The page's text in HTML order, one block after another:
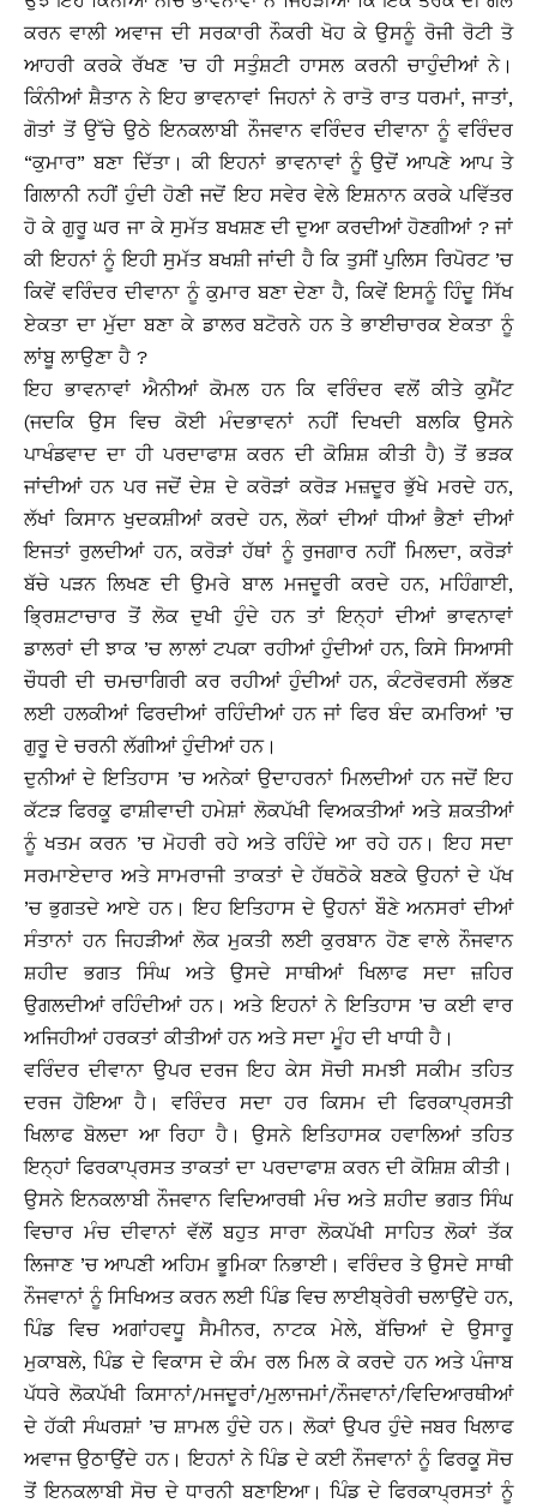
ਕਰਨ ਵਾਲੀ ਅਵਾਜ ਦੀ ਸਰਕਾਰੀ ਨੌਕਰੀ ਖੋਹ ਕੇ ਉਸਨੂੰ ਰੋਜੀ ਰੋਟੀ ਤੋ
ਆਹਰੀ ਕਰਕੇ ਰੱਖਣ ’ਚ ਹੀ ਸਤੁੰਸ਼ਟੀ ਹਾਸਲ ਕਰਨੀ ਚਾਹੁੰਦੀਆਂ ਨੇ।
ਕਿੰਨੀਆਂ ਸ਼ੈਤਾਨ ਨੇ ਇਹ ਭਾਵਨਾਵਾਂ ਜਿਹਨਾਂ ਨੇ ਰਾਤੋ ਰਾਤ ਧਰਮਾਂ, ਜਾਤਾਂ,
ਗੋਤਾਂ ਤੋਂ ਉੱਚੇ ਉਠੇ ਇਨਕਲਾਬੀ ਨੌਜਵਾਨ ਵਰਿੰਦਰ ਦੀਵਾਨਾ ਨੂੰ ਵਰਿੰਦਰ
“ਕੁਮਾਰ” ਬਣਾ ਦਿੱਤਾ। ਕੀ ਇਹਨਾਂ ਭਾਵਨਾਵਾਂ ਨੂੰ ਉਦੋਂ ਆਪਣੇ ਆਪ ਤੇ
ਗਿਲਾਨੀ ਨਹੀਂ ਹੁੰਦੀ ਹੋਣੀ ਜਦੋਂ ਇਹ ਸਵੇਰ ਵੇਲੇ ਇਸ਼ਨਾਨ ਕਰਕੇ ਪਵਿੱਤਰ
ਹੋ ਕੇ ਗੁਰੂ ਘਰ ਜਾ ਕੇ ਸੁਮੱਤ ਬਖਸ਼ਣ ਦੀ ਦੁਆ ਕਰਦੀਆਂ ਹੋਣਗੀਆਂ ? ਜਾਂ
ਕੀ ਇਹਨਾਂ ਨੂੰ ਇਹੀ ਸੁਮੱਤ ਬਖਸ਼ੀ ਜਾਂਦੀ ਹੈ ਕਿ ਤੁਸੀਂ ਪੁਲਿਸ ਰਿਪੋਰਟ ’ਚ
ਕਿਵੇਂ ਵਰਿੰਦਰ ਦੀਵਾਨਾ ਨੂੰ ਕੁਮਾਰ ਬਣਾ ਦੇਣਾ ਹੈ, ਕਿਵੇਂ ਇਸਨੂੰ ਹਿੰਦੂ ਸਿੱਖ
ਏਕਤਾ ਦਾ ਮੁੱਦਾ ਬਣਾ ਕੇ ਡਾਲਰ ਬਟੋਰਨੇ ਹਨ ਤੇ ਭਾਈਚਾਰਕ ਏਕਤਾ ਨੂੰ
ਲਾਂਬੂ ਲਾਉਣਾ ਹੈ ?
ਇਹ ਭਾਵਨਾਵਾਂ ਐਨੀਆਂ ਕੋਮਲ ਹਨ ਕਿ ਵਰਿੰਦਰ ਵਲੋਂ ਕੀਤੇ ਕੁਮੈਂਟ
(ਜਦਕਿ ਉਸ ਵਿਚ ਕੋਈ ਮੰਦਭਾਵਨਾਂ ਨਹੀਂ ਦਿਖਦੀ ਬਲਕਿ ਉਸਨੇ
ਪਾਖੰਡਵਾਦ ਦਾ ਹੀ ਪਰਦਾਫਾਸ਼ ਕਰਨ ਦੀ ਕੋਸ਼ਿਸ਼ ਕੀਤੀ ਹੈ) ਤੋਂ ਭੜਕ
ਜਾਂਦੀਆਂ ਹਨ ਪਰ ਜਦੋਂ ਦੇਸ਼ ਦੇ ਕਰੋੜਾਂ ਕਰੋੜ ਮਜ਼ਦੂਰ ਭੁੱਖੇ ਮਰਦੇ ਹਨ,
ਲੱਖਾਂ ਕਿਸਾਨ ਖੁਦਕਸ਼ੀਆਂ ਕਰਦੇ ਹਨ, ਲੋਕਾਂ ਦੀਆਂ ਧੀਆਂ ਭੈਣਾਂ ਦੀਆਂ
ਇਜਤਾਂ ਰੁਲਦੀਆਂ ਹਨ, ਕਰੋੜਾਂ ਹੱਥਾਂ ਨੂੰ ਰੁਜਗਾਰ ਨਹੀਂ ਮਿਲਦਾ, ਕਰੋੜਾਂ
ਬੱਚੇ ਪੜਨ ਲਿਖਣ ਦੀ ਉਮਰੇ ਬਾਲ ਮਜਦੂਰੀ ਕਰਦੇ ਹਨ, ਮਹਿੰਗਾਈ,
ਭ੍ਰਿਸ਼ਟਾਚਾਰ ਤੋਂ ਲੋਕ ਦੁਖੀ ਹੁੰਦੇ ਹਨ ਤਾਂ ਇਨ੍ਹਾਂ ਦੀਆਂ ਭਾਵਨਾਵਾਂ
ਡਾਲਰਾਂ ਦੀ ਝਾਕ ’ਚ ਲਾਲਾਂ ਟਪਕਾ ਰਹੀਆਂ ਹੁੰਦੀਆਂ ਹਨ, ਕਿਸੇ ਸਿਆਸੀ
ਚੌਧਰੀ ਦੀ ਚਮਚਾਗਿਰੀ ਕਰ ਰਹੀਆਂ ਹੁੰਦੀਆਂ ਹਨ, ਕੰਟਰੋਵਰਸੀ ਲੱਭਣ
ਲਈ ਹਲਕੀਆਂ ਫਿਰਦੀਆਂ ਰਹਿੰਦੀਆਂ ਹਨ ਜਾਂ ਫਿਰ ਬੰਦ ਕਮਰਿਆਂ ’ਚ
ਗੁਰੂ ਦੇ ਚਰਨੀ ਲੱਗੀਆਂ ਹੁੰਦੀਆਂ ਹਨ।
ਦੁਨੀਆਂ ਦੇ ਇਤਿਹਾਸ ’ਚ ਅਨੇਕਾਂ ਉਦਾਹਰਨਾਂ ਮਿਲਦੀਆਂ ਹਨ ਜਦੋਂ ਇਹ
ਕੱਟੜ ਫਿਰਕੂ ਫਾਸ਼ੀਵਾਦੀ ਹਮੇਸ਼ਾਂ ਲੋਕਪੱਖੀ ਵਿਅਕਤੀਆਂ ਅਤੇ ਸ਼ਕਤੀਆਂ
ਨੂੰ ਖਤਮ ਕਰਨ ’ਚ ਮੋਹਰੀ ਰਹੇ ਅਤੇ ਰਹਿੰਦੇ ਆ ਰਹੇ ਹਨ। ਇਹ ਸਦਾ
ਸਰਮਾਏਦਾਰ ਅਤੇ ਸਾਮਰਾਜੀ ਤਾਕਤਾਂ ਦੇ ਹੱਥਠੋਕੇ ਬਣਕੇ ਉਹਨਾਂ ਦੇ ਪੱਖ
’ਚ ਭੁਗਤਦੇ ਆਏ ਹਨ। ਇਹ ਇਤਿਹਾਸ ਦੇ ਉਹਨਾਂ ਬੌਣੇ ਅਨਸਰਾਂ ਦੀਆਂ
ਸੰਤਾਨਾਂ ਹਨ ਜਿਹੜੀਆਂ ਲੋਕ ਮੁਕਤੀ ਲਈ ਕੁਰਬਾਨ ਹੋਣ ਵਾਲੇ ਨੌਜਵਾਨ
ਸ਼ਹੀਦ ਭਗਤ ਸਿੰਘ ਅਤੇ ਉਸਦੇ ਸਾਥੀਆਂ ਖਿਲਾਫ ਸਦਾ ਜ਼ਹਿਰ
ਉਗਲਦੀਆਂ ਰਹਿੰਦੀਆਂ ਹਨ। ਅਤੇ ਇਹਨਾਂ ਨੇ ਇਤਿਹਾਸ ’ਚ ਕਈ ਵਾਰ
ਅਜਿਹੀਆਂ ਹਰਕਤਾਂ ਕੀਤੀਆਂ ਹਨ ਅਤੇ ਸਦਾ ਮੂੰਹ ਦੀ ਖਾਧੀ ਹੈ।
ਵਰਿੰਦਰ ਦੀਵਾਨਾ ਉਪਰ ਦਰਜ ਇਹ ਕੇਸ ਸੋਚੀ ਸਮਝੀ ਸਕੀਮ ਤਹਿਤ
ਦਰਜ ਹੋਇਆ ਹੈ। ਵਰਿੰਦਰ ਸਦਾ ਹਰ ਕਿਸਮ ਦੀ ਫਿਰਕਾਪ੍ਰਸਤੀ
ਖਿਲਾਫ ਬੋਲਦਾ ਆ ਰਿਹਾ ਹੈ। ਉਸਨੇ ਇਤਿਹਾਸਕ ਹਵਾਲਿਆਂ ਤਹਿਤ
ਇਨ੍ਹਾਂ ਫਿਰਕਾਪ੍ਰਸਤ ਤਾਕਤਾਂ ਦਾ ਪਰਦਾਫਾਸ਼ ਕਰਨ ਦੀ ਕੋਸ਼ਿਸ਼ ਕੀਤੀ।
ਉਸਨੇ ਇਨਕਲਾਬੀ ਨੌਜਵਾਨ ਵਿਦਿਆਰਥੀ ਮੰਚ ਅਤੇ ਸ਼ਹੀਦ ਭਗਤ ਸਿੰਘ
ਵਿਚਾਰ ਮੰਚ ਦੀਵਾਨਾਂ ਵੱਲੋਂ ਬਹੁਤ ਸਾਰਾ ਲੋਕਪੱਖੀ ਸਾਹਿਤ ਲੋਕਾਂ ਤੱਕ
ਲਿਜਾਣ ’ਚ ਆਪਣੀ ਅਹਿਮ ਭੂਮਿਕਾ ਨਿਭਾਈ। ਵਰਿੰਦਰ ਤੇ ਉਸਦੇ ਸਾਥੀ
ਨੌਜਵਾਨਾਂ ਨੂੰ ਸਿਖਿਅਤ ਕਰਨ ਲਈ ਪਿੰਡ ਵਿਚ ਲਾਈਬ੍ਰੇਰੀ ਚਲਾਉਂਦੇ ਹਨ,
ਪਿੰਡ ਵਿਚ ਅਗਾਂਹਵਧੂ ਸੈਮੀਨਰ, ਨਾਟਕ ਮੇਲੇ, ਬੱਚਿਆਂ ਦੇ ਉਸਾਰੂ
ਮੁਕਾਬਲੇ, ਪਿੰਡ ਦੇ ਵਿਕਾਸ ਦੇ ਕੰਮ ਰਲ ਮਿਲ ਕੇ ਕਰਦੇ ਹਨ ਅਤੇ ਪੰਜਾਬ
ਪੱਧਰੇ ਲੋਕਪੱਖੀ ਕਿਸਾਨਾਂ/ਮਜਦੂਰਾਂ/ਮੁਲਾਜਮਾਂ/ਨੌਜਵਾਨਾਂ/ਵਿਦਿਆਰਥੀਆਂ
ਦੇ ਹੱਕੀ ਸੰਘਰਸ਼ਾਂ ’ਚ ਸ਼ਾਮਲ ਹੁੰਦੇ ਹਨ। ਲੋਕਾਂ ਉਪਰ ਹੁੰਦੇ ਜਬਰ ਖਿਲਾਫ
ਅਵਾਜ ਉਠਾਉਂਦੇ ਹਨ। ਇਹਨਾਂ ਨੇ ਪਿੰਡ ਦੇ ਕਈ ਨੌਜਵਾਨਾਂ ਨੂੰ ਫਿਰਕੂ ਸੋਚ
ਤੋਂ ਇਨਕਲਾਬੀ ਸੋਚ ਦੇ ਧਾਰਨੀ ਬਣਾਇਆ। ਪਿੰਡ ਦੇ ਫਿਰਕਾਪ੍ਰਸਤਾਂ ਨੂੰ